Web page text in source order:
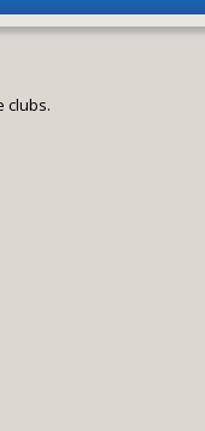
clubs.